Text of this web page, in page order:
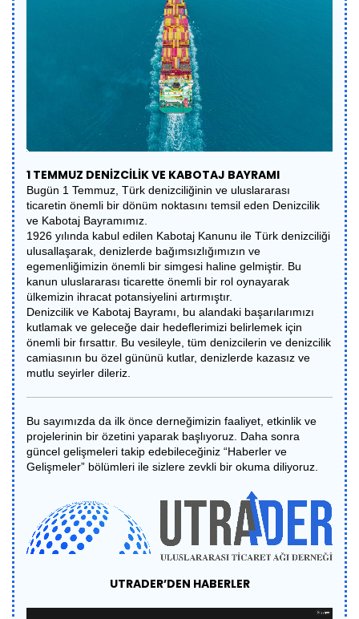
1 TEMMUZ DENİZCİLİK VE KABOTAJ BAYRAMI
Bugün 1 Temmuz, Türk denizciliğinin ve uluslararası
ticaretin önemli bir dönüm noktasını temsil eden Denizcilik
ve Kabotaj Bayramımız.
1926 yılında kabul edilen Kabotaj Kanunu ile Türk denizciliği
ulusallaşarak, denizlerde bağımsızlığımızın ve
egemenliğimizin önemli bir simgesi haline gelmiştir. Bu
kanun uluslararası ticarette önemli bir rol oynayarak
ülkemizin ihracat potansiyelini artırmıştır.
Denizcilik ve Kabotaj Bayramı, bu alandaki başarılarımızı
kutlamak ve geleceğe dair hedeflerimizi belirlemek için
önemli bir fırsattır. Bu vesileyle, tüm denizcilerin ve denizcilik
camiasının bu özel gününü kutlar, denizlerde kazasız ve
mutlu seyirler dileriz.
Bu sayımızda da ilk önce derneğimizin faaliyet, etkinlik ve
projelerinin bir özetini yaparak başlıyoruz. Daha sonra
güncel gelişmeleri takip edebileceğiniz “Haberler ve
Gelişmeler” bölümleri ile sizlere zevkli bir okuma diliyoruz.
UTRADER’DEN HABERLER